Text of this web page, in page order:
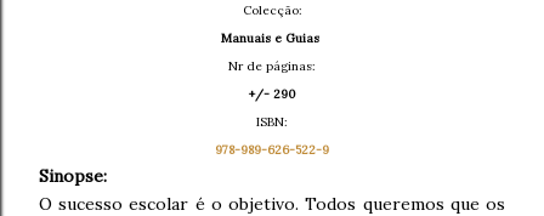
Colecção:
Manuais e Guias
Nr de páginas:
+/- 290
ISBN:
978-989-626-522-9
Sinopse:
O sucesso escolar é o objetivo. Todos queremos que os